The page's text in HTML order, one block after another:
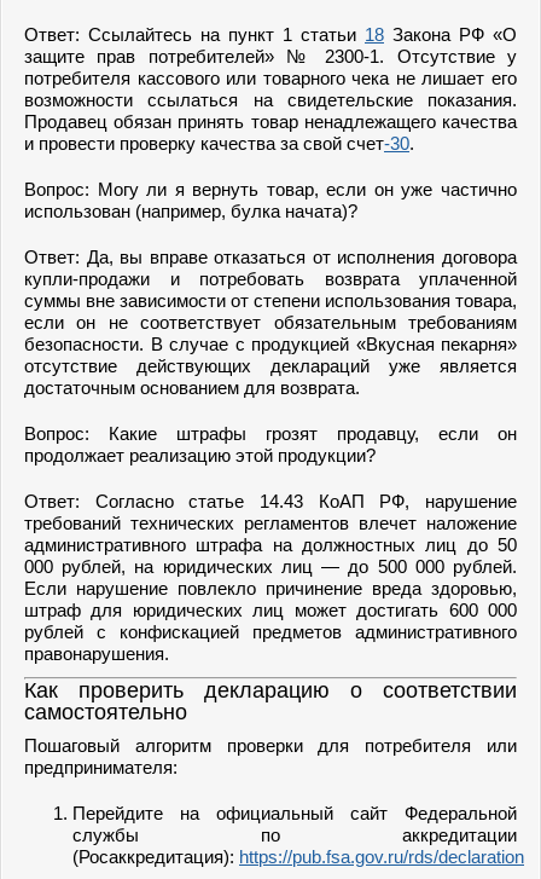
Ответ: Ссылайтесь на пункт 1 статьи 18 Закона РФ «О
защите прав потребителей» № 2300-1. Отсутствие у
потребителя кассового или товарного чека не лишает его
возможности ссылаться на свидетельские показания.
Продавец обязан принять товар ненадлежащего качества
и провести проверку качества за свой счет-30.
Вопрос: Могу ли я вернуть товар, если он уже частично
использован (например, булка начата)?
Ответ: Да, вы вправе отказаться от исполнения договора
купли-продажи и потребовать возврата уплаченной
суммы вне зависимости от степени использования товара,
если он не соответствует обязательным требованиям
безопасности. В случае с продукцией «Вкусная пекарня»
отсутствие действующих деклараций уже является
достаточным основанием для возврата.
Вопрос: Какие штрафы грозят продавцу, если он
продолжает реализацию этой продукции?
Ответ: Согласно статье 14.43 КоАП РФ, нарушение
требований технических регламентов влечет наложение
административного штрафа на должностных лиц до 50
000 рублей, на юридических лиц — до 500 000 рублей.
Если нарушение повлекло причинение вреда здоровью,
штраф для юридических лиц может достигать 600 000
рублей с конфискацией предметов административного
правонарушения.
Как проверить декларацию о соответствии
самостоятельно
Пошаговый алгоритм проверки для потребителя или
предпринимателя:
Перейдите на официальный сайт Федеральной
службы по аккредитации
(Росаккредитация): https://pub.fsa.gov.ru/rds/declaration